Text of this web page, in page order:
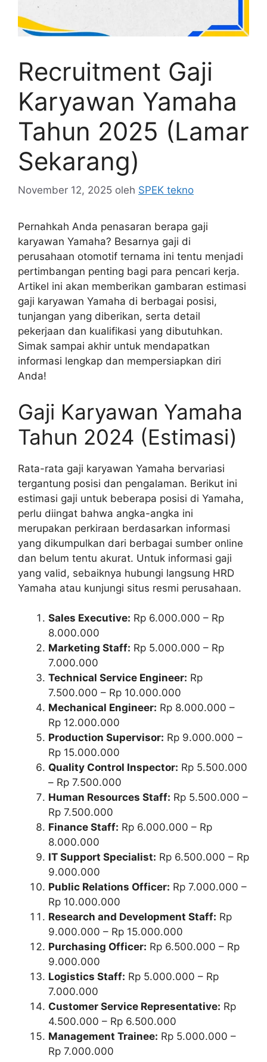
Recruitment Gaji
Karyawan Yamaha
Tahun 2025 (Lamar
Sekarang)
November 12, 2025 oleh SPEK tekno
Pernahkah Anda penasaran berapa gaji
karyawan Yamaha? Besarnya gaji di
perusahaan otomotif ternama ini tentu menjadi
pertimbangan penting bagi para pencari kerja.
Artikel ini akan memberikan gambaran estimasi
gaji karyawan Yamaha di berbagai posisi,
tunjangan yang diberikan, serta detail
pekerjaan dan kualifikasi yang dibutuhkan.
Simak sampai akhir untuk mendapatkan
informasi lengkap dan mempersiapkan diri
Anda!
Gaji Karyawan Yamaha
Tahun 2024 (Estimasi)
Rata-rata gaji karyawan Yamaha bervariasi
tergantung posisi dan pengalaman. Berikut ini
estimasi gaji untuk beberapa posisi di Yamaha,
perlu diingat bahwa angka-angka ini
merupakan perkiraan berdasarkan informasi
yang dikumpulkan dari berbagai sumber online
dan belum tentu akurat. Untuk informasi gaji
yang valid, sebaiknya hubungi langsung HRD
Yamaha atau kunjungi situs resmi perusahaan.
Sales Executive: Rp 6.000.000 – Rp
8.000.000
Marketing Staff: Rp 5.000.000 – Rp
7.000.000
Technical Service Engineer: Rp
7.500.000 – Rp 10.000.000
Mechanical Engineer: Rp 8.000.000 –
Rp 12.000.000
Production Supervisor: Rp 9.000.000 –
Rp 15.000.000
Quality Control Inspector: Rp 5.500.000
– Rp 7.500.000
Human Resources Staff: Rp 5.500.000 –
Rp 7.500.000
Finance Staff: Rp 6.000.000 – Rp
8.000.000
IT Support Specialist: Rp 6.500.000 – Rp
9.000.000
Public Relations Officer: Rp 7.000.000 –
Rp 10.000.000
Research and Development Staff: Rp
9.000.000 – Rp 15.000.000
Purchasing Officer: Rp 6.500.000 – Rp
9.000.000
Logistics Staff: Rp 5.000.000 – Rp
7.000.000
Customer Service Representative: Rp
4.500.000 – Rp 6.500.000
Management Trainee: Rp 5.000.000 –
Rp 7.000.000